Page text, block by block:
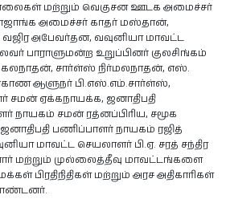
மற்றும் வெகுசன ஊடக அமைச்சர்
அமைச்சர் காதர் மஸ்தான்,
வஜிர அபேவர்தன, வவுனியா மாவட்ட
பாராளுமன்ற உறுப்பினர் குலசிங்கம்
சார்ள்ஸ் நிர்மலநாதன், எஸ்.
ஆளுநர் பி.எஸ்.எம்.சார்ள்ஸ்,
சமன் ஏக்கநாயக்க, ஜனாதிபதி
நாயகம் சமன் ரத்னப்பிரிய, சமூக
பணிப்பாளர் நாயகம் ரஜித்
மாவட்ட செயலாளர் பி.ஏ. சரத் சந்திர
மற்றும் முல்லைத்தீவு மாவட்டங்களை
மக்கள் பிரதிநிதிகள் மற்றும் அரச அதிகாரிகள்